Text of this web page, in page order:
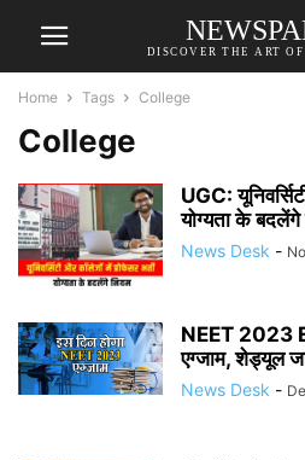
DISCOVER THE ART
Home Tags College
College
UGC:
योग्यता के
News Desk -
NEET 2023
एग्जाम, शेड्यूल
News Desk -